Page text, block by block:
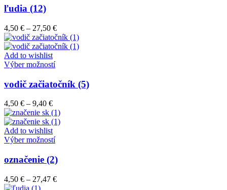
variantov.
Možnosti
si
môžete
vybrať
na
stránke
produktu.
ľudia (12)
4,50 € – 27,50 €Price
range:
4,50 €
Add to wishlist
Výber možnostíTento
má
viacero
Možnosti
si
môžete
vybrať
na
stránke
produktu.
vodič začiatočník (5)
4,50 € – 9,40 €Price
range:
4,50 €
through
9,40 €
Add to wishlist
Výber možnostíTento
má
viacero
variantov.
Možnosti
označenie (2)
4,50 € – 27,47 €Price